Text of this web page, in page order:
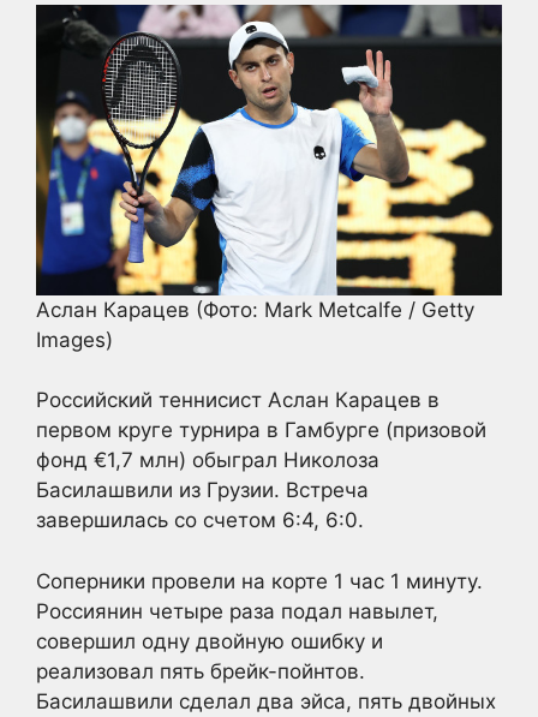
Аслан Карацев (Фото: Mark Metcalfe / Getty
Images)
Российский теннисист Аслан Карацев в
первом круге турнира в Гамбурге (призовой
фонд €1,7 млн) обыграл Николоза
Басилашвили из Грузии. Встреча
завершилась со счетом 6:4, 6:0.
Соперники провели на корте 1 час 1 минуту.
Россиянин четыре раза подал навылет,
совершил одну двойную ошибку и
реализовал пять брейк-пойнтов.
Басилашвили сделал два эйса, пять двойных